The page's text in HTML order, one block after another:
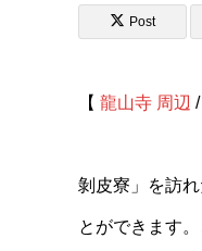
Post
【 龍山寺 周辺
剝皮寮」を訪
とができます